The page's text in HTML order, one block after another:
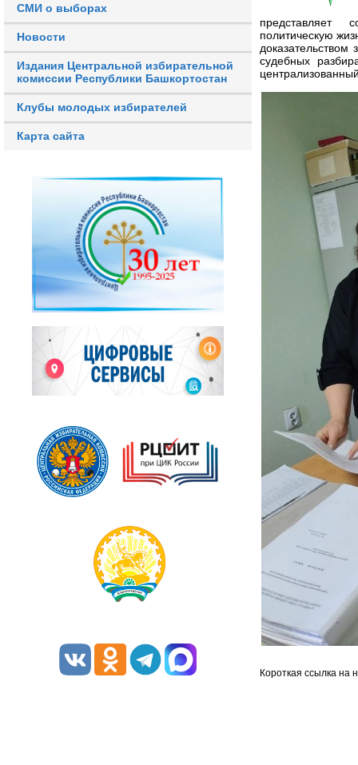
СМИ о выборах
Новости
Издания Центральной избирательной
комиссии Республики Башкортостан
Клубы молодых избирателей
Карта сайта
представляет
политическую
доказательством
судебных
Короткая ссылка на